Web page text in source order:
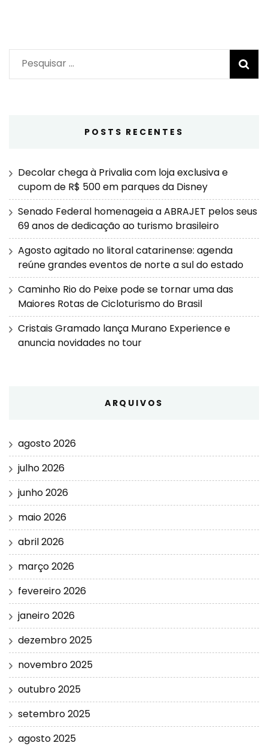
Pesquisar
por:
POSTS RECENTES
Decolar chega à Privalia com loja exclusiva e
cupom de R$ 500 em parques da Disney
Senado Federal homenageia a ABRAJET pelos seus
69 anos de dedicação ao turismo brasileiro
Agosto agitado no litoral catarinense: agenda
reúne grandes eventos de norte a sul do estado
Caminho Rio do Peixe pode se tornar uma das
Maiores Rotas de Cicloturismo do Brasil
Cristais Gramado lança Murano Experience e
anuncia novidades no tour
ARQUIVOS
agosto 2026
julho 2026
junho 2026
maio 2026
abril 2026
março 2026
fevereiro 2026
janeiro 2026
dezembro 2025
novembro 2025
outubro 2025
setembro 2025
agosto 2025